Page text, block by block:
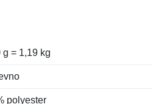
g = 1,19 kg
polyester